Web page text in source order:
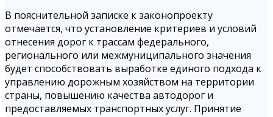
В пояснительной записке к законопроекту
отмечается, что установление критериев и условий
отнесения дорог к трассам федерального,
регионального или межмуниципального значения
будет способствовать выработке единого подхода к
управлению дорожным хозяйством на территории
страны, повышению качества автодорог и
предоставляемых транспортных услуг. Принятие